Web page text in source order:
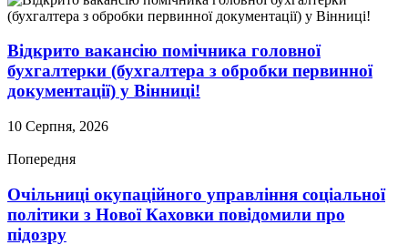
Відкрито вакансію помічника головної
бухгалтерки (бухгалтера з обробки первинної
документації) у Вінниці!
10 Серпня, 2026
Попередня
Очільниці окупаційного управління соціальної
політики з Нової Каховки повідомили про
підозру